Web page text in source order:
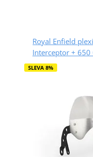
Royal Enfield
Interceptor + 650
SLEVA 8%